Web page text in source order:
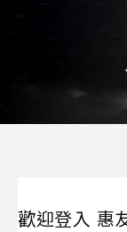
歡迎登入 惠